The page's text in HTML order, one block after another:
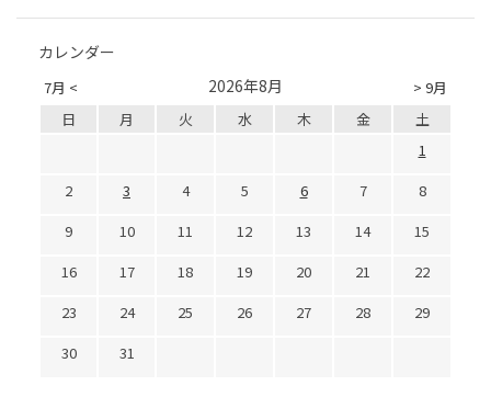
カレンダー
7月 < > 9月
2026年8月
日 月 火 水 木 金
土
1
2
3 4 5 6 7
8
9
10 11 12 13 14
15
16
17 18 19 20 21
22
23
24 25 26 27 28
29
30
31